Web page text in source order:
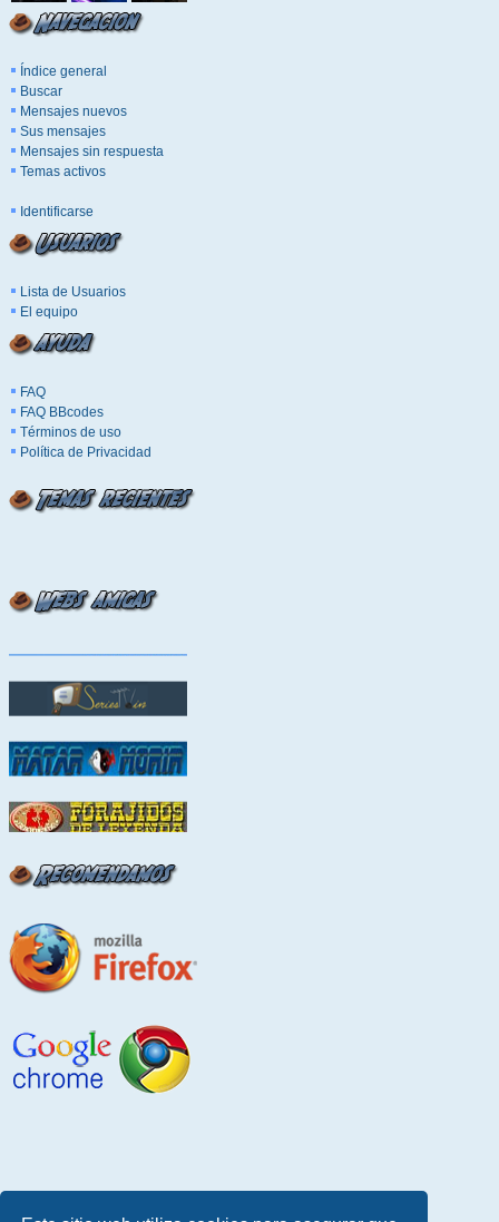
Índice general
Buscar
Mensajes nuevos
Sus mensajes
Mensajes sin respuesta
Temas activos
Identificarse
Lista de Usuarios
El equipo
FAQ
FAQ BBcodes
Términos de uso
Política de Privacidad